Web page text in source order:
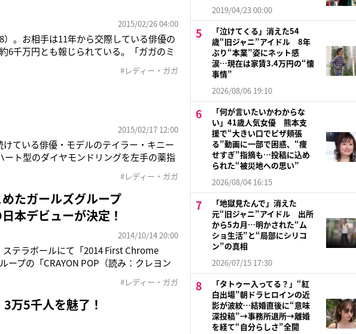
2015/02/26 04:00
。お相手は11年から交際している俳優の
6千万円とも報じられている。「ガガのミ
られていました」（アメリカ在住の音楽関
#レディー・ガガ
2015/02/17 12:00
ている俳優・モデルのテイラー・キニー
ート型のダイヤモンドリングを左手の薬指
る「いいね」と祝福のコメントが寄せられ
#レディー・ガガ
たガールズグループ
本デビューが決定！
2014/10/14 20:00
テラボールにて「2014 First Chrome
プの「CRAYON POP（読み：クレヨン
#レディー・ガガ
万5千人を魅了！
2019/04/23 00:00
「泣けてくる」消えた54
歳“旧ジャニ”アイドル 8年
ぶり“本業”姿にネット感
涙…現在は家賃3.4万円の“懐
事情”
2026/08/06 19:10
「何が言いたいかわからな
い」41歳人気女優 熊本支
援で“大きい口でピザ頬張
る”動画に一部で困惑、“痩
せすぎ”指摘も…投稿に込め
られた“被災地への思い”
2026/08/04 16:15
「地獄見たんで」消えた
元“旧ジャニ”アイドル 出所
から5カ月…明かされた“ム
ショ生活”と“局部にシリコ
ン”の真相
2026/07/15 17:30
「タトゥー入ってる？」“紅
白出場”朝ドラヒロインの近
影が波紋…結婚直後に“意味
深投稿”→事務所退所→離婚
を経て“自分らしさ”全開